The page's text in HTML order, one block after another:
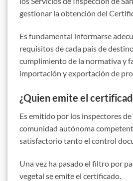
gestionar la obtención del
Es fundamental informarse
requisitos de cada país de
cumplimiento de la normativa y
importación y exportación de
¿Quien emite el
Es emitido por los inspectores
comunidad autónoma
satisfactorio tanto el control
Una vez ha pasado el filtro por
vegetal se emite el certificado.